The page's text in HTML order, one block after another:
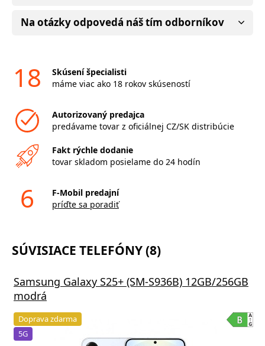
Na otázky odpovedá náš tím odborníkov
18
Skúsení špecialisti
máme viac ako 18 rokov skúseností
Autorizovaný predajca
predávame tovar z oficiálnej CZ/SK distribúcie
Fakt rýchle dodanie
tovar skladom posielame do 24 hodín
6
F-Mobil predajní
príďte sa poradiť
SÚVISIACE TELEFÓNY (8)
Samsung Galaxy S25+ (SM-S936B) 12GB/256GB
modrá
Doprava zdarma
5G